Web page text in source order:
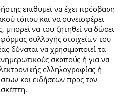
επιθυμεί να έχει πρόσβαση
τόπου και να συνεισφέρει
μπορεί να του ζητηθεί να δώσει
συλλογής στοιχείων του
δύναται να χρησιμοποιεί τα
σκοπούς ή για να
αλληλογραφίας ή
και ειδήσεων προς τον